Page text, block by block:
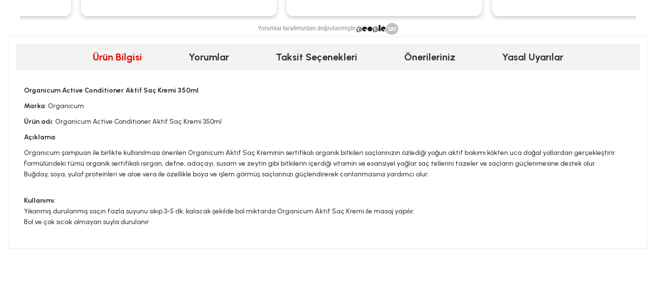
Yorumlar tarafımızdan doğrulanmıştır.
Ürün Bilgisi Yorumlar Taksit Seçenekleri Önerileriniz Yasal Uyarılar
Organicum Active Conditioner Aktif Saç Kremi 350ml
Marka: Organicum
Ürün adı: Organicum Active Conditioner Aktif Saç Kremi 350ml
Açıklama:
Organicum şampuan ile birlikte kullanılması önerilen Organicum Aktif Saç Kreminin sertifikalı organik bitkileri saçlarınızın özlediği yoğun aktif bakımı kökten uca doğal yollardan gerçekleştirir.
Formülündeki tümü organik sertifikalı ısırgan, defne, adaçayı, susam ve zeytin gibi bitkilerin içerdiği vitamin ve esansiyel yağlar saç tellerini tazeler ve saçların güçlenmesine destek olur.
Buğday, soya, yulaf proteinleri ve aloe vera ile özellikle boya ve işlem görmüş saçlarınızı güçlendirerek canlanmasına yardımcı olur.
Kullanımı:
Yıkanmış durulanmış saçın fazla suyunu sıkıp 3-5 dk. kalacak şekilde bol miktarda Organicum Aktif Saç Kremi ile masaj yapılır.
Bol ve çok sıcak olmayan suyla durulanır